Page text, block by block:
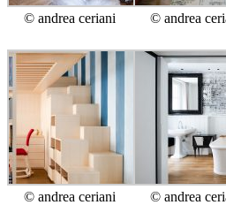
© andrea ceriani © andrea
© andrea ceriani © andrea